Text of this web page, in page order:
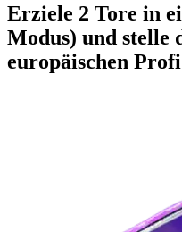
Erziele 2 Tore in
Modus) und stelle
europäischen